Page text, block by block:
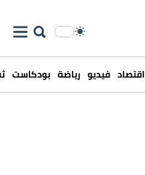
اقتصاد فيديو رياضة بودكاست